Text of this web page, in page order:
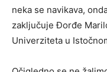
neka se navikava,
zaključuje Đorđe
Univerziteta u